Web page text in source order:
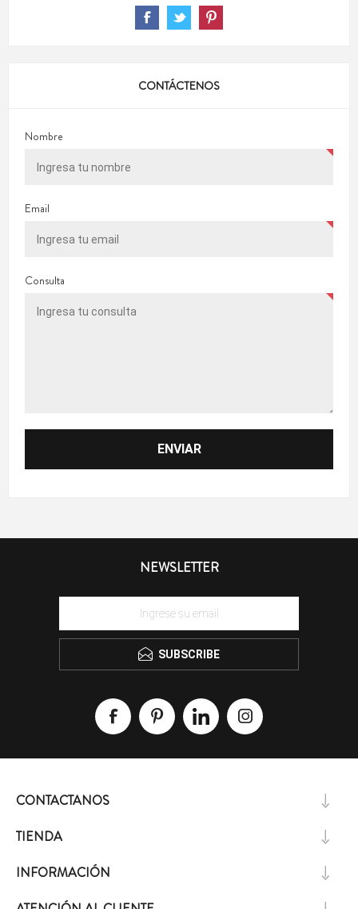
CONTÁCTENOS
Nombre
Email
Consulta
NEWSLETTER
SUBSCRIBE
CONTACTANOS
TIENDA
INFORMACIÓN